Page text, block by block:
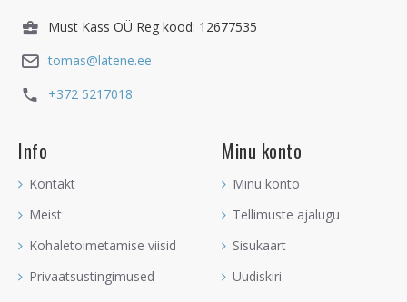
Must Kass OÜ Reg kood: 12677535
tomas@latene.ee
+372 5217018
Info
Kontakt
Meist
Kohaletoimetamise viisid
Privaatsustingimused
Minu konto
Minu konto
Tellimuste ajalugu
Sisukaart
Uudiskiri